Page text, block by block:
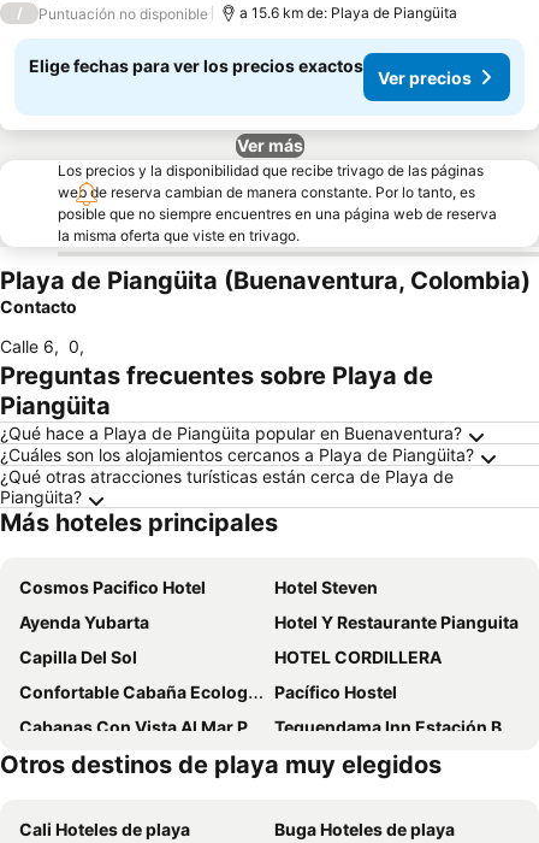
/ Puntuación no disponible a 15.6 km de: Playa de Piangüita
Elige fechas para ver los precios exactos
Ver precios
Ver más
Los precios y la disponibilidad que recibe trivago de las páginas
web de reserva cambian de manera constante. Por lo tanto, es
posible que no siempre encuentres en una página web de reserva
la misma oferta que viste en trivago.
Playa de Piangüita (Buenaventura, Colombia)
Contacto
Calle 6, 0,
Preguntas frecuentes sobre Playa de
Piangüita
¿Qué hace a Playa de Piangüita popular en Buenaventura?
¿Cuáles son los alojamientos cercanos a Playa de Piangüita?
¿Qué otras atracciones turísticas están cerca de Playa de
Piangüita?
Más hoteles principales
Cosmos Pacifico Hotel
Hotel Steven
Ayenda Yubarta
Hotel Y Restaurante Pianguita
Capilla Del Sol
HOTEL CORDILLERA
Confortable Cabaña Ecologica Pianguita
Pacífico Hostel
Cabanas Con Vista Al Mar Playa Juanchaco
Tequendama Inn Estación Buenaventura
Maguipi Buenaventura
Hotel Balcones de la Bahía
Edificio Regata Aparta Estudios Amoblados Y Business Center
Comodo Aloamiento Playa Pianguita Buenaventura
Otros destinos de playa muy elegidos
Cali Hoteles de playa
Buga Hoteles de playa